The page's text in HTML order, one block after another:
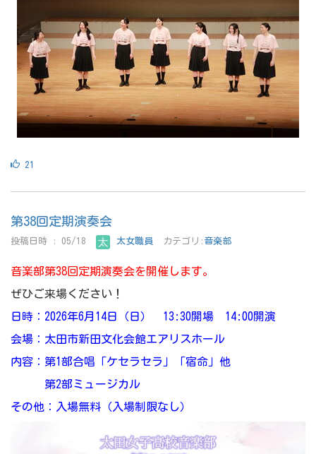
21
第38回定期演奏会
投稿日時 : 05/18 太女職員 カテゴリ: 音楽部
音楽部第38回定期演奏会を開催します。
ぜひご来場ください！
日時：2026年6月14日（日） 13:30開場 14:00開演
会場：太田市新田文化会館エアリスホール
内容：第1部合唱「ケセラセラ」「宿命」他
第2部ミュージカル
その他：入場無料（入場制限なし）